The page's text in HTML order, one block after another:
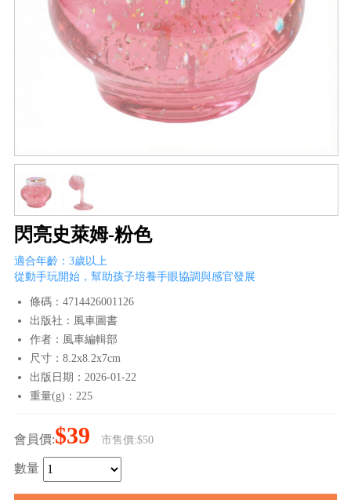
海外購物免煩惱！點我查看『海外購物流程說明』
閃亮史萊姆-粉色
適合年齡：3歲以上
從動手玩開始，幫助孩子培養手眼協調與感官發展
條碼：4714426001126
出版社：風車圖書
作者：風車編輯部
尺寸：8.2x8.2x7cm
出版日期：2026-01-22
重量(g)：225
會員價:$39 市售價:$50
數量